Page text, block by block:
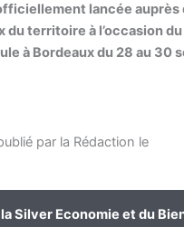
lancée auprès
du territoire à l’occasion
à Bordeaux du 28 au 30
par la Rédaction le
Silver Economie et du